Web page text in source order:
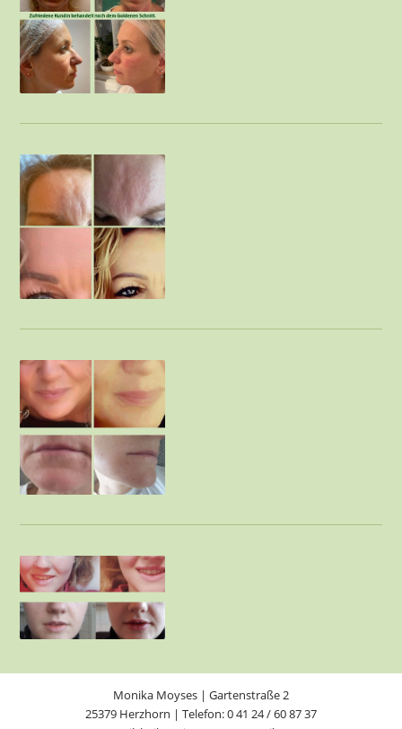
Monika Moyses | Gartenstraße 2
25379 Herzhorn | Telefon: 0 41 24 / 60 87 37